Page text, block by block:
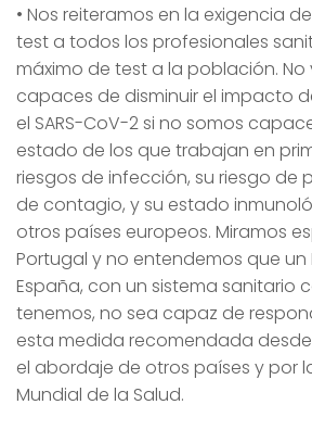
• Nos reiteramos en la exigencia
test a todos los profesionales
máximo de test a la población. No
capaces de disminuir el impacto
el SARS-CoV-2 si no somos
estado de los que trabajan en
riesgos de infección, su riesgo de
de contagio, y su estado
otros países europeos. Miramos
Portugal y no entendemos que
España, con un sistema sanitario
tenemos, no sea capaz de
esta medida recomendada
el abordaje de otros países y por
Mundial de la Salud.